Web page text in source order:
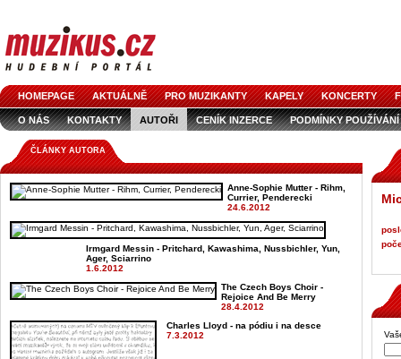
HOMEPAGE AKTUÁLNĚ PRO MUZIKANTY KAPELY KONCERTY
O NÁS KONTAKTY AUTOŘI CENÍK INZERCE PODMÍNKY POUŽÍVÁNÍ
LOGO KE STAŽENÍ
ČLÁNKY AUTORA
Anne-Sophie Mutter - Rihm,
Currier, Penderecki
24.6.2012
Irmgard Messin - Pritchard, Kawashima, Nussbichler, Yun,
Ager, Sciarrino
1.6.2012
The Czech Boys Choir -
Rejoice And Be Merry
28.4.2012
Charles Lloyd - na pódiu i na desce
7.3.2012